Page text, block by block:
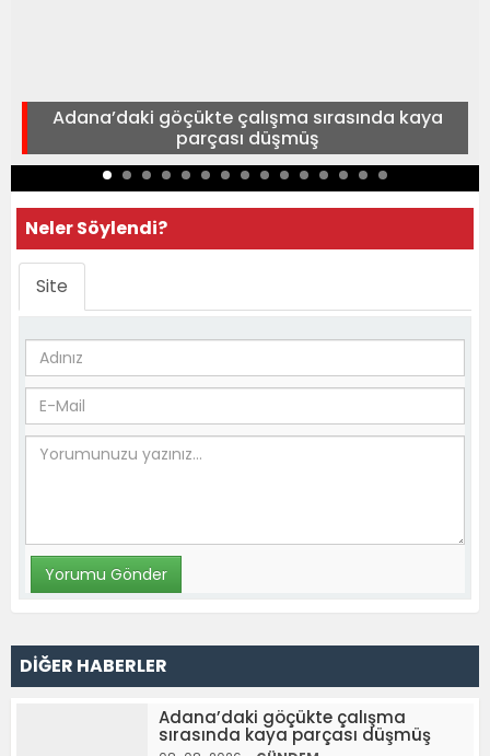
Adana’daki göçükte çalışma sırasında kaya
parçası düşmüş
Neler Söylendi?
Site
DİĞER HABERLER
Adana’daki göçükte çalışma
sırasında kaya parçası düşmüş